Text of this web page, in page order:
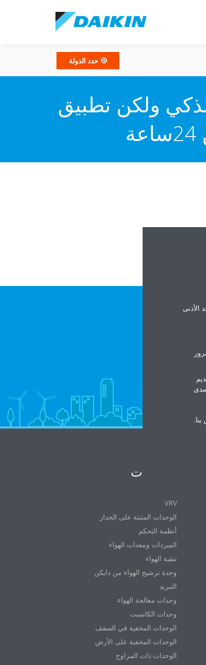
حدد الدولة
ولكن تطبيق
المنتجات
VRV
الوحدات المثبتة على الجدار
أنظمة التحكم
المبردات ومعدات الهواء
تنقية الهواء
وحدة ترشيح الهواء من دايكن
التبريد
وحدات معالجة الهواء
وحدات الكاسيت
الوحدات المخفية في السقف
الوحدات المخفية على الأرض
الوحدات ذات المراوح
الأدنى
مدى